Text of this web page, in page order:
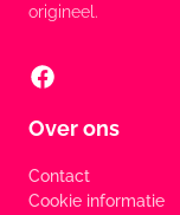
origineel.
Over ons
Contact
Cookie informatie